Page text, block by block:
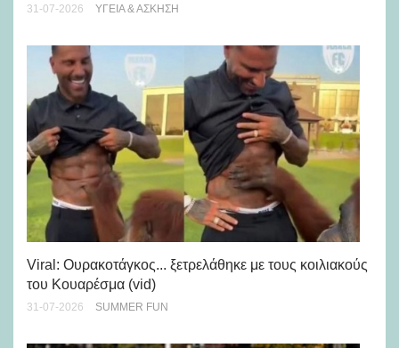
31-07-2026 ΥΓΕΊΑ & ΆΣΚΗΣΗ
Viral: Ουρακοτάγκος... ξετρελάθηκε με τους κοιλιακούς
του Κουαρέσμα (vid)
31-07-2026 SUMMER FUN